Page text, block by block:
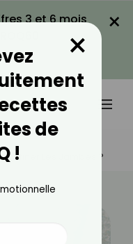
3 et 6 mois
×
Affiner Les Jambes ?
de
!
×